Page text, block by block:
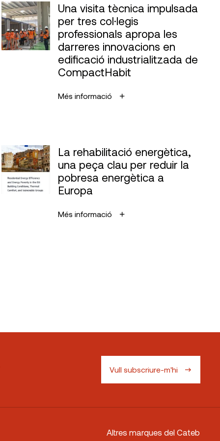
Una visita tècnica impulsada
per tres col·legis
professionals apropa les
darreres innovacions en
edificació industrialitzada de
CompactHabit
Més informació
La rehabilitació energètica,
una peça clau per reduir la
pobresa energètica a
Europa
Més informació
Vull subscriure-m'hi
Altres marques del Cateb